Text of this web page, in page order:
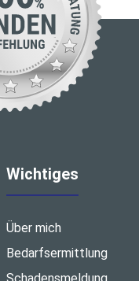
Wichtiges
Über mich
Bedarfsermittlung